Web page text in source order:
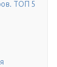
ТОП 5